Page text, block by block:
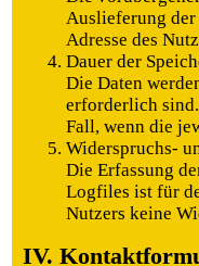
Auslieferung der
Adresse des
Dauer der
Die Daten
erforderlich
Fall, wenn die
Widerspruchs-
Die Erfassung
Logfiles ist für
Nutzers keine
IV.